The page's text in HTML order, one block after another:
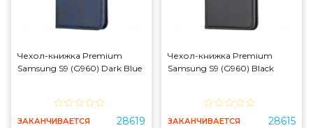
Чехол-книжка Premium
Samsung S9 (G960) Dark Blue
ЗАКАНЧИВАЕТСЯ 28619
Чехол-книжка Premium
Samsung S9 (G960) Black
ЗАКАНЧИВАЕТСЯ 28615